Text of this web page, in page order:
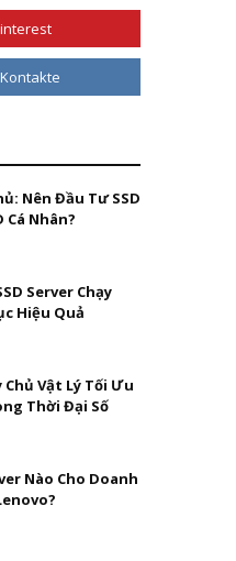
Nên Đầu Tư SSD
Cá Nhân?
Server Chạy
Hiệu Quả
Chủ Vật Lý Tối Ưu
Thời Đại Số
Nào Cho Doanh